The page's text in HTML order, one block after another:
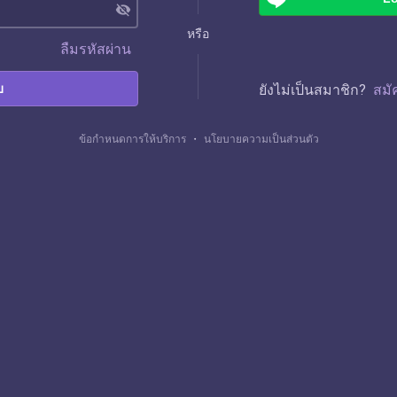
visibility_off
ลืมรหัสผ่าน
หรือ
ยังไม่เป็นสมาชิก? สมั
ข้อกำหนดการให้บริการ ・ นโยบายความเป็นส่วนตัว